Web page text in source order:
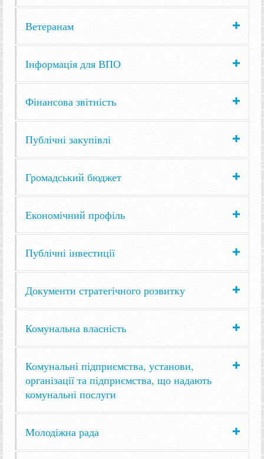
Ветеранам
Інформація для ВПО
Фінансова звітність
Публічні закупівлі
Громадський бюджет
Економічний профіль
Публічні інвестиції
Документи стратегічного розвитку
Комунальна власність
Комунальні підприємства, установи,
організації та підприємства, що надають
комунальні послуги
Молодіжна рада